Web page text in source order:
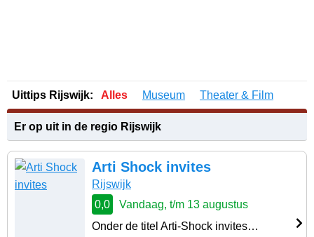
Uittips Rijswijk: Alles Museum Theater & Film
Er op uit in de regio Rijswijk
Arti Shock invites
Rijswijk
0,0
Vandaag, t/m 13 augustus
Onder de titel Arti-Shock invites…